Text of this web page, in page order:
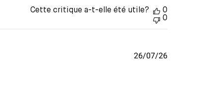
Cette critique a-t-elle été utile?
0
0
Date
26/07/26